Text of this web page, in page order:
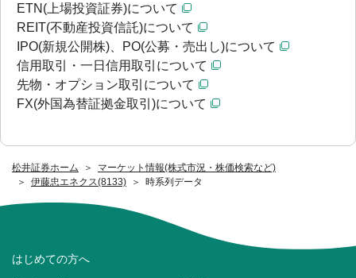
松井証券ホーム
マーケット情報(株式市況・株価検索など)
伊藤忠エネクス(8133)
時系列データ
ETN(上場投資証券)について
REIT(不動産投資信託)について
IPO(新規公開株)、PO(公募・売出し)について
信用取引・一日信用取引について
先物・オプション取引について
FX(外国為替証拠金取引)について
はじめての方へ